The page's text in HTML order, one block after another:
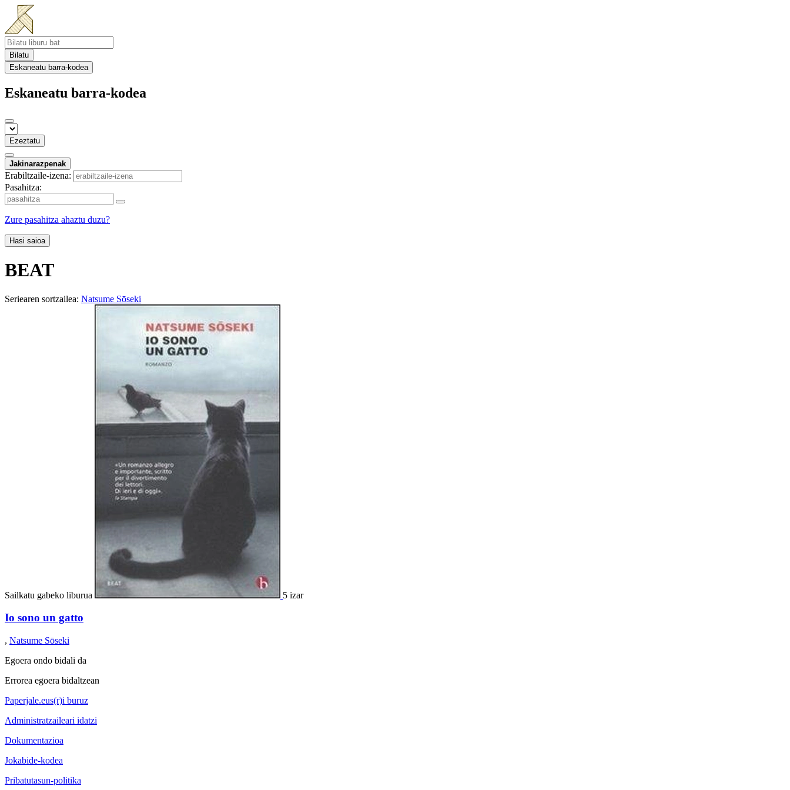
Bilatu
Eskaneatu barra-kodea
Eskaneatu barra-kodea
Ezeztatu
Jakinarazpenak
Erabiltzaile-izena:
Pasahitza:
Zure pasahitza ahaztu duzu?
Hasi saioa
BEAT
Seriearen sortzailea: Natsume Sōseki
Sailkatu gabeko liburua 5 izar
Io sono un gatto
, Natsume Sōseki
Egoera ondo bidali da
Errorea egoera bidaltzean
Paperjale.eus(r)i buruz
Administratzaileari idatzi
Dokumentazioa
Jokabide-kodea
Pribatutasun-politika